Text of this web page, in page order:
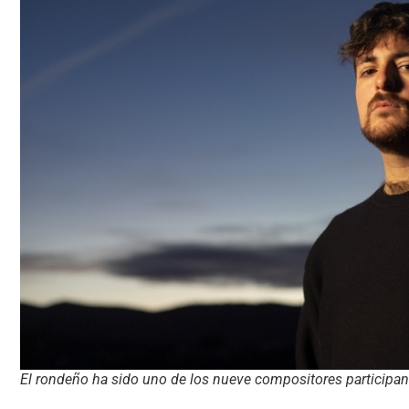
El rondeño ha sido uno de los nueve compositores